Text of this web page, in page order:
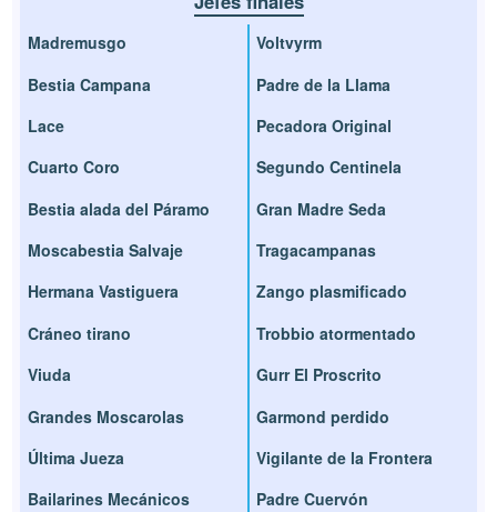
Madremusgo
Bestia Campana
Lace
Cuarto Coro
Bestia alada del Páramo
Moscabestia Salvaje
Hermana Vastiguera
Cráneo tirano
Viuda
Grandes Moscarolas
Última Jueza
Bailarines Mecánicos
Voltvyrm
Padre de la Llama
Pecadora Original
Segundo Centinela
Gran Madre Seda
Tragacampanas
Zango plasmificado
Trobbio atormentado
Gurr El Proscrito
Garmond perdido
Vigilante de la Frontera
Padre Cuervón